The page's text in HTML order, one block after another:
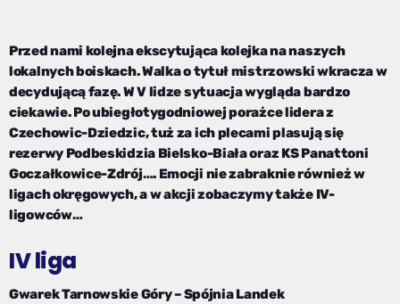
Przed nami kolejna ekscytująca kolejka na naszych
lokalnych boiskach. Walka o tytuł mistrzowski wkracza w
decydującą fazę. W V lidze sytuacja wygląda bardzo
ciekawie. Po ubiegłotygodniowej porażce lidera z
Czechowic-Dziedzic, tuż za ich plecami plasują się
rezerwy Podbeskidzia Bielsko-Biała oraz KS Panattoni
Goczałkowice-Zdrój…. Emocji nie zabraknie również w
ligach okręgowych, a w akcji zobaczymy także IV-
ligowców…
IV liga
Gwarek Tarnowskie Góry–Spójnia Landek